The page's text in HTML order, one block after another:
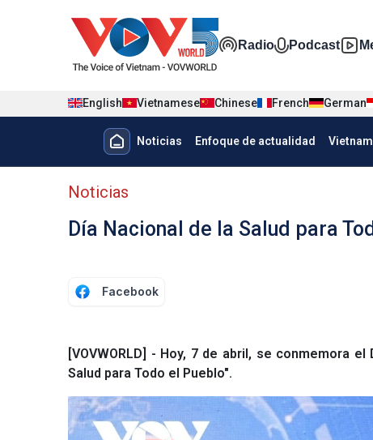
Đa phương
Radio Podcast
English Vietnamese Chinese French German
Menu trang chủ tiếng Tây Ban
Noticias Enfoque de actualidad
Menu phụ tiếng Tây ban nha
Noticias
Día Nacional de la Salud para
Facebook
[VOVWORLD] - Hoy, 7 de abril, se conmemora
Salud para Todo el Pueblo".